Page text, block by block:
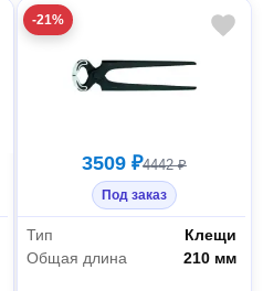
-21%
3509 ₽4442 ₽
Под заказ
Тип
Клещи
Общая длина
210 мм